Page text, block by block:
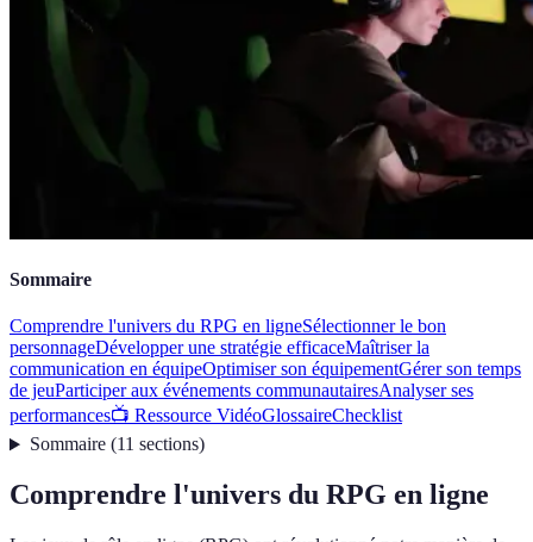
Sommaire
Comprendre l'univers du RPG en ligneSélectionner le bon
personnageDévelopper une stratégie efficaceMaîtriser la
communication en équipeOptimiser son équipementGérer son temps
de jeuParticiper aux événements communautairesAnalyser ses
performances📺 Ressource VidéoGlossaireChecklist
Sommaire(11 sections)
Comprendre l'univers du RPG en ligne